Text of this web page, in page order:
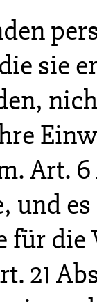
sie
Art.
und
für die
21